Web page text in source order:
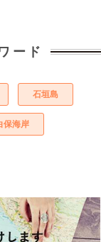
ード
石垣島
保海岸